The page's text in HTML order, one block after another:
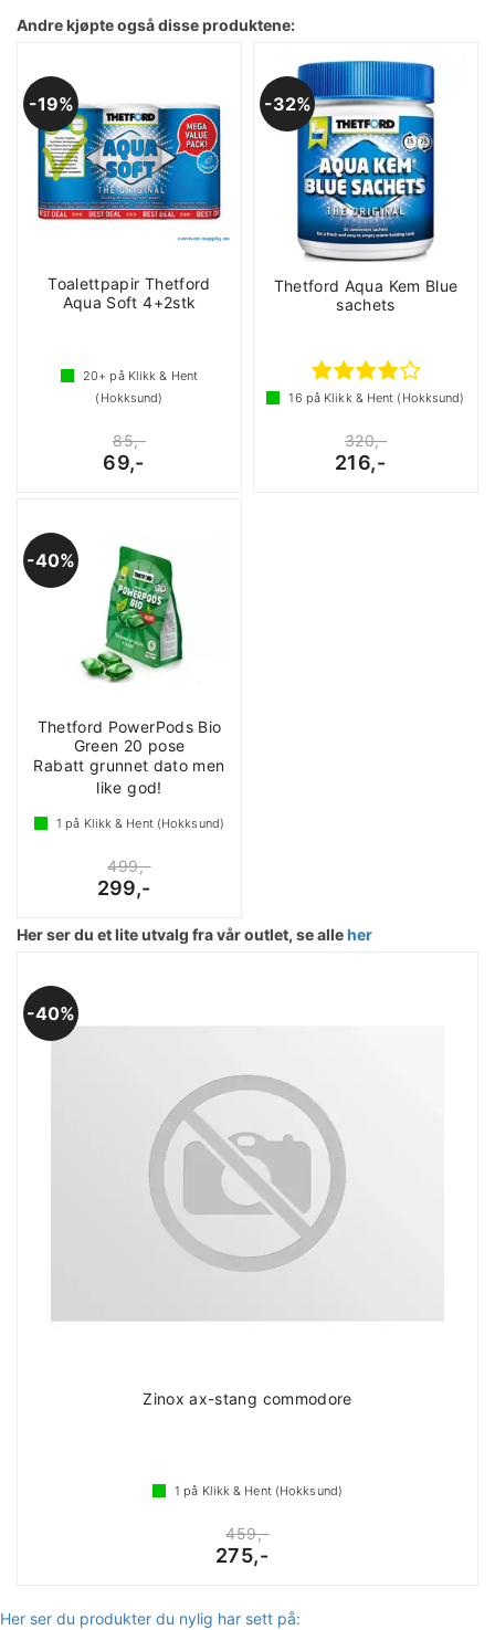
Andre kjøpte også disse produktene:
19%
Toalettpapir Thetford
Aqua Soft 4+2stk
20+ på Klikk & Hent
(Hokksund)
85,-
69,-
32%
Thetford Aqua Kem Blue
sachets
16 på Klikk & Hent (Hokksund)
320,-
216,-
40%
Thetford PowerPods Bio
Green 20 pose
Rabatt grunnet dato men
like god!
1 på Klikk & Hent (Hokksund)
499,-
299,-
Her ser du et lite utvalg fra vår outlet, se alleher
40%
Zinox ax-stang commodore
1 på Klikk & Hent (Hokksund)
459,-
275,-
Her ser du produkter du nylig har sett på: